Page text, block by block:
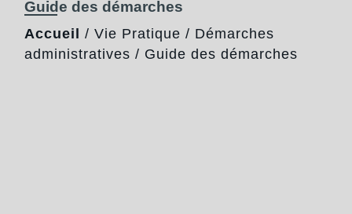
Guide des démarches
Accueil / Vie Pratique / Démarches
administratives / Guide des démarches